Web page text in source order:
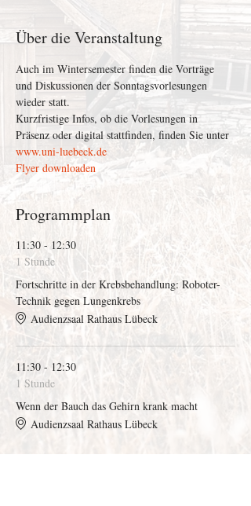
Über die Veranstaltung
Auch im Wintersemester finden die Vorträge
und Diskussionen der Sonntagsvorlesungen
wieder statt.
Kurzfristige Infos, ob die Vorlesungen in
Präsenz oder digital stattfinden, finden Sie unter
www.uni-luebeck.de
Flyer downloaden
Programmplan
11:30 - 12:30
1 Stunde
Fortschritte in der Krebsbehandlung: Roboter-
Technik gegen Lungenkrebs
Audienzsaal Rathaus Lübeck
11:30 - 12:30
1 Stunde
Wenn der Bauch das Gehirn krank macht
Audienzsaal Rathaus Lübeck